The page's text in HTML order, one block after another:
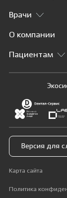
Врачи
О компании
Пациентам
Версия для
Карта сайта
Политика